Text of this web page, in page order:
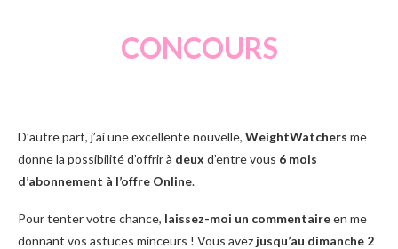
CONCOURS
D’autre part, j’ai une excellente nouvelle, WeightWatchers me
donne la possibilité d’offrir à deux d’entre vous 6 mois
d’abonnement à l’offre Online.
Pour tenter votre chance, laissez-moi un commentaireen me
donnant vos astuces minceurs ! Vous avez jusqu’au dimanche 2